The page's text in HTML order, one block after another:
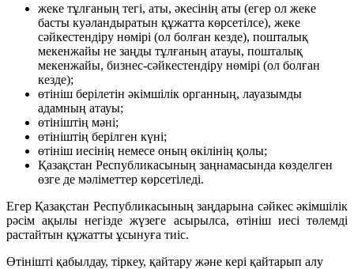
жеке тұлғаның тегі, аты, әкесінің аты (егер ол жеке
басты куәландыратын құжатта көрсетілсе), жеке
сәйкестендіру нөмірі (ол болған кезде), пошталық
мекенжайы не заңды тұлғаның атауы, пошталық
мекенжайы, бизнес-сәйкестендіру нөмірі (ол болған
кезде);
өтініш берілетін әкімшілік органның, лауазымды
адамның атауы;
өтініштің мәні;
өтініштің берілген күні;
өтініш иесінің немесе оның өкілінің қолы;
Қазақстан Республикасының заңнамасында көзделген
өзге де мәліметтер көрсетіледі.
Егер Қазақстан Республикасының заңдарына сәйкес әкімшілік
рәсім ақылы негізде жүзеге асырылса, өтініш иесі төлемді
растайтын құжатты ұсынуға тиіс.
Өтінішті қабылдау, тіркеу, қайтару және кері қайтарып алу